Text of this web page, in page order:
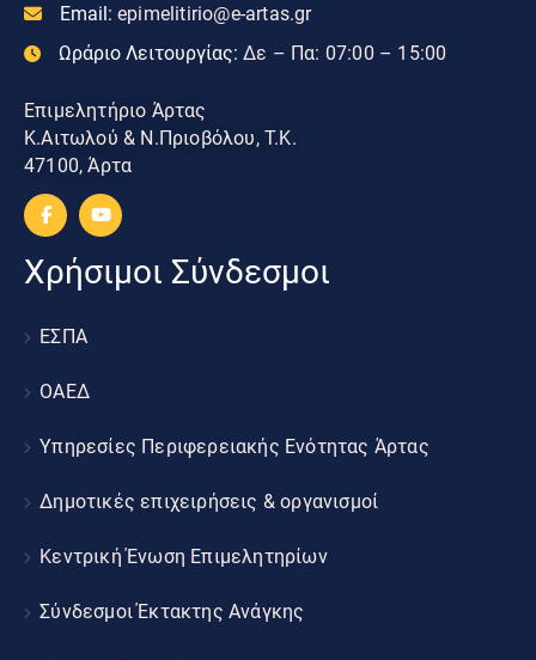
Email: epimelitirio@e-artas.gr
Ωράριο Λειτουργίας: Δε – Πα: 07:00 – 15:00
Επιμελητήριο Άρτας
Κ.Αιτωλού & Ν.Πριοβόλου, Τ.Κ.
47100, Άρτα
Χρήσιμοι Σύνδεσμοι
ΕΣΠΑ
ΟΑΕΔ
Υπηρεσίες Περιφερειακής Ενότητας Άρτας
Δημοτικές επιχειρήσεις & οργανισμοί
Κεντρική Ένωση Επιμελητηρίων
Σύνδεσμοι Έκτακτης Ανάγκης